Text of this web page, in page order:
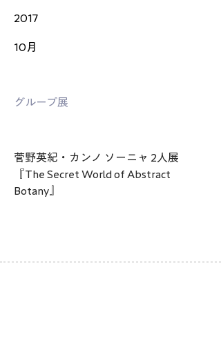
2017
10月
グループ展
菅野英紀・カンノ ソーニャ 2人展
『The Secret World of Abstract
Botany』